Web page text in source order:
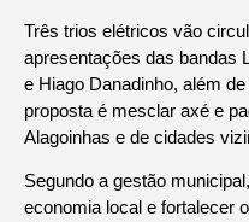
Três trios elétricos vão
apresentações das bandas
e Hiago Danadinho, além
proposta é mesclar axé e
Alagoinhas e de cidades
Segundo a gestão
economia local e fortalecer